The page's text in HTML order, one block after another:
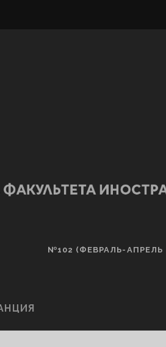
№102 (ФЕВРАЛЬ-АПРЕЛЬ